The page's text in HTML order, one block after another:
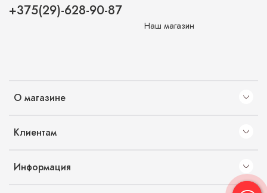
О магазине
Клиентам
Информация
+375(29)-628-90-87
Наш магазин